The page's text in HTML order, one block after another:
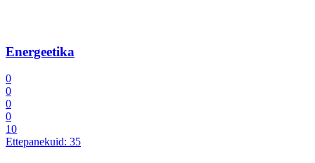
Energeetika
0
0
0
0
10
Ettepanekuid: 35